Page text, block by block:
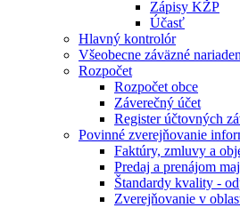
Zápisy KŽP
Účasť
Hlavný kontrolór
Všeobecne záväzné
Rozpočet
Rozpočet obce
Záverečný účet
Register účtovných
Povinné zverejňovanie
Faktúry, zmluvy a
Predaj a prenájom
Štandardy kvality -
Zverejňovanie v